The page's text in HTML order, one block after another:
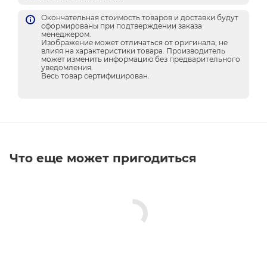
Окончательная стоимость товаров и доставки будут
сформированы при подтверждении заказа
менеджером.
Изображение может отличаться от оригинала, не
влияя на характеристики товара. Производитель
может изменить информацию без предварительного
уведомления.
Весь товар сертифицирован.
Что еще может пригодиться